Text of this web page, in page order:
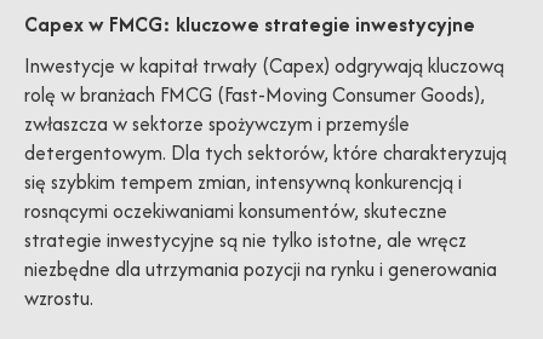
Capex w FMCG: kluczowe strategie inwestycyjne
Inwestycje w kapitał trwały (Capex) odgrywają kluczową
rolę w branżach FMCG (Fast-Moving Consumer Goods),
zwłaszcza w sektorze spożywczym i przemyśle
detergentowym. Dla tych sektorów, które charakteryzują
się szybkim tempem zmian, intensywną konkurencją i
rosnącymi oczekiwaniami konsumentów, skuteczne
strategie inwestycyjne są nie tylko istotne, ale wręcz
niezbędne dla utrzymania pozycji na rynku i generowania
wzrostu.